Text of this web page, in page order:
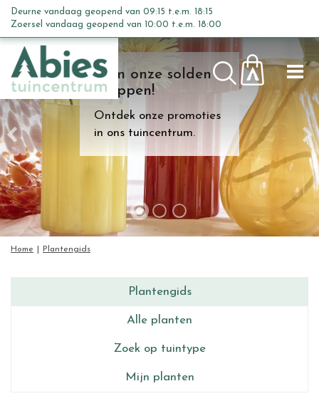
n
c
o
n
t
e
n
t
Kom onze solden
shoppen!
Ontdek onze promoties
in ons tuincentrum.
Home Plantengids
Deurne vandaag geopend van 09:15 t.e.m. 18:15
Zoersel vandaag geopend van 10:00 t.e.m. 18:00
Plantengids
Alle planten
Zoek op tuintype
Mijn planten